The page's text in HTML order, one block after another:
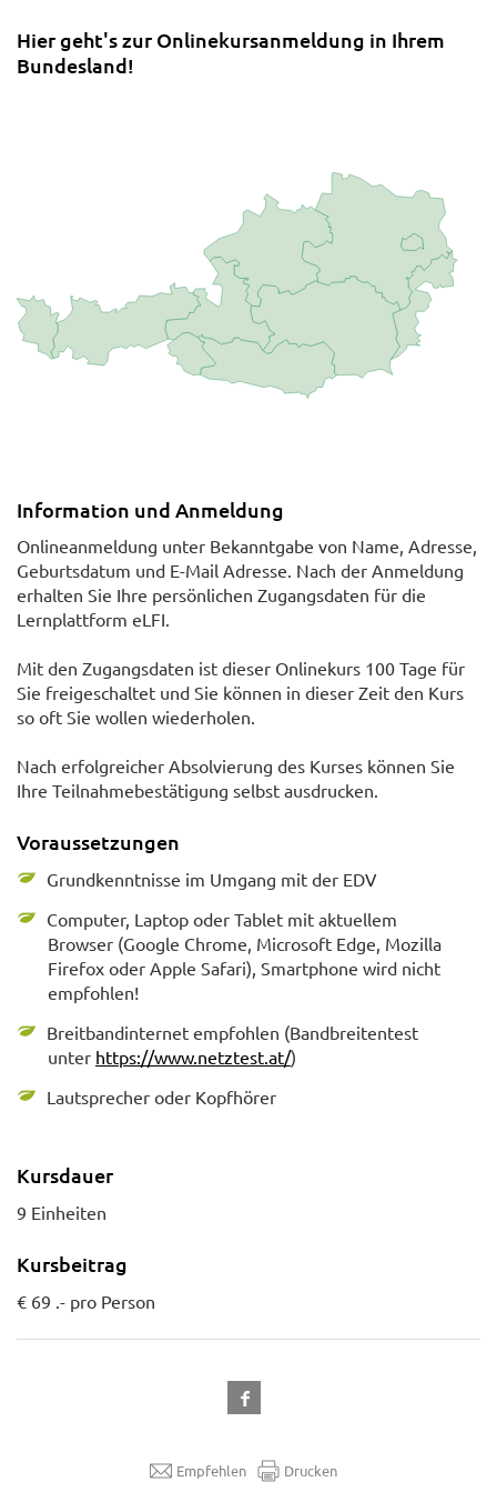
Hier geht's zur Onlinekursanmeldung in Ihrem
Bundesland!
Information und Anmeldung
Onlineanmeldung unter Bekanntgabe von Name, Adresse,
Geburtsdatum und E-Mail Adresse. Nach der Anmeldung
erhalten Sie Ihre persönlichen Zugangsdaten für die
Lernplattform eLFI.
Mit den Zugangsdaten ist dieser Onlinekurs 100 Tage für
Sie freigeschaltet und Sie können in dieser Zeit den Kurs
so oft Sie wollen wiederholen.
Nach erfolgreicher Absolvierung des Kurses können Sie
Ihre Teilnahmebestätigung selbst ausdrucken.
Voraussetzungen
Grundkenntnisse im Umgang mit der EDV
Computer, Laptop oder Tablet mit aktuellem
Browser (Google Chrome, Microsoft Edge, Mozilla
Firefox oder Apple Safari), Smartphone wird nicht
empfohlen!
Breitbandinternet empfohlen (Bandbreitentest
unter https://www.netztest.at/)
Lautsprecher oder Kopfhörer
Kursdauer
9 Einheiten
Kursbeitrag
€ 69 .- pro Person
Empfehlen Drucken